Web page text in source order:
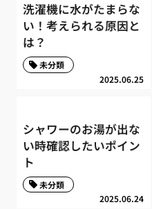
洗濯機に水がたまらな
い！考えられる原因と
は？
2025.06.25
未分類
シャワーのお湯が出な
い時確認したいポイン
ト
2025.06.24
未分類